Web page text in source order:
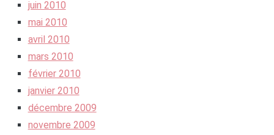
juin 2010
mai 2010
avril 2010
mars 2010
février 2010
janvier 2010
décembre 2009
novembre 2009